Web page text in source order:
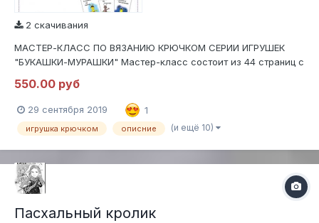
2 скачивания
МАСТЕР-КЛАСС ПО ВЯЗАНИЮ КРЮЧКОМ СЕРИИ ИГРУШЕК
"БУКАШКИ-МУРАШКИ" Мастер-класс состоит из 44 страниц с
входит полное описание вязания трех игрушек, оформление,
сборка, утяжка. Содержит 159 фотографий процесса вязания
и оформления....
550.00 руб
29 сентября 2019 1
игрушка крючком описние (и ещё 10)
Пасхальный кролик